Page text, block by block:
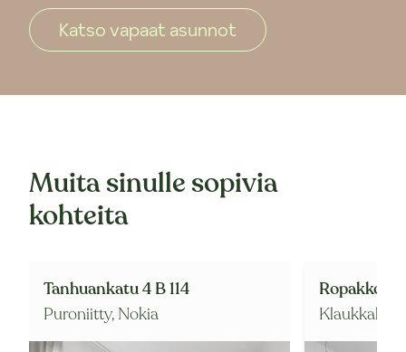
Katso vapaat asunnot
Muita sinulle sopivia
kohteita
Tanhuankatu 4 B 114
Puroniitty, Nokia
Ropakkotie
Klaukkala,